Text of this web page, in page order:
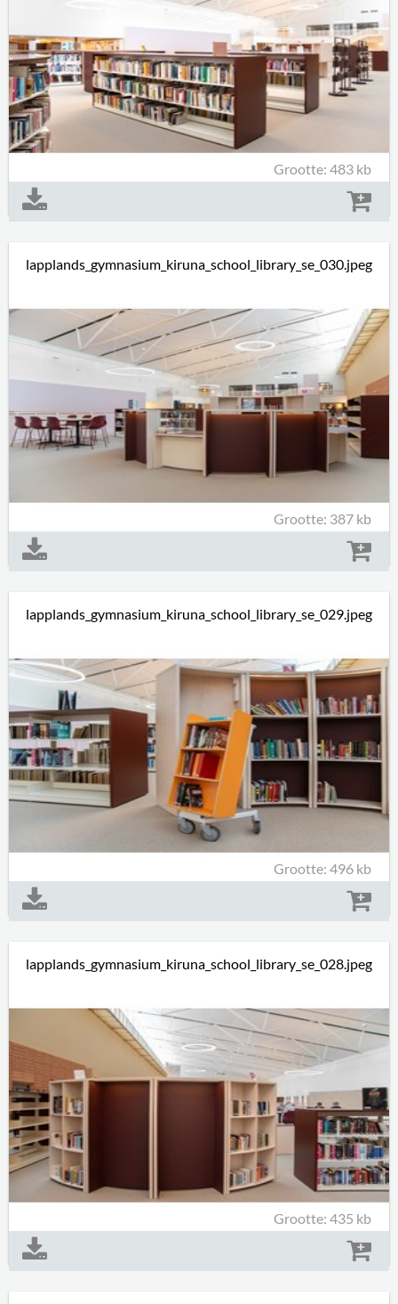
Grootte: 483 kb
lapplands_gymnasium_kiruna_school_library_se_030.jpeg
Grootte: 387 kb
lapplands_gymnasium_kiruna_school_library_se_029.jpeg
Grootte: 496 kb
lapplands_gymnasium_kiruna_school_library_se_028.jpeg
Grootte: 435 kb